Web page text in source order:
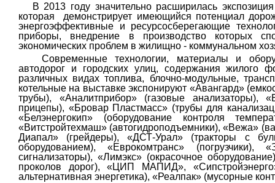
В 2013 году значительно расширилась
которая
демонстрирует имеющийся потенциал
энергоэффективные и ресурсосберегающие
приборы, внедрение в производство которых
экономических проблем в жилищно - коммунальном
Современные технологии, материалы и
автодорог и городских улиц, содержания жилого
различных видах топлива, блочно-модульные,
котельные на выставке экспонируют «Авангард»
трубы), «Аналитприбор» (газовые анализаторы),
прицепы), «Бровар Пластмасс» (трубы для
«Белэнергокип» (оборудование контроля
«Витстройтехмаш» (автогидроподъемники), «Вежа»
Диапал» (грейдеры), «ДСТ-Урал» (тракторы с
оборудованием), «Еврокомтранс» (погрузчики),
сигнализаторы), «Лимэкс» (окрасочное
проколов дорог), «ЦИП МАПИД»,
альтернативная энергетика), «Реалпак» (мусорные